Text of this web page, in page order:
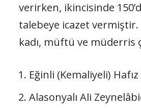
verirken, ikincisinde
talebeye icazet vermiştir.
kadı, müftü ve müderris
Eğinli (Kemaliyeli)
Alasonyalı Ali